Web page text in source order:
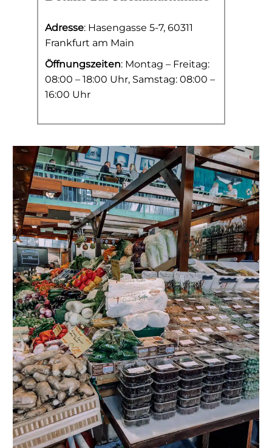
Adresse: Hasengasse 5-7, 60311
Frankfurt am Main
Öffnungszeiten: Montag – Freitag:
08:00 – 18:00 Uhr, Samstag: 08:00 –
16:00 Uhr